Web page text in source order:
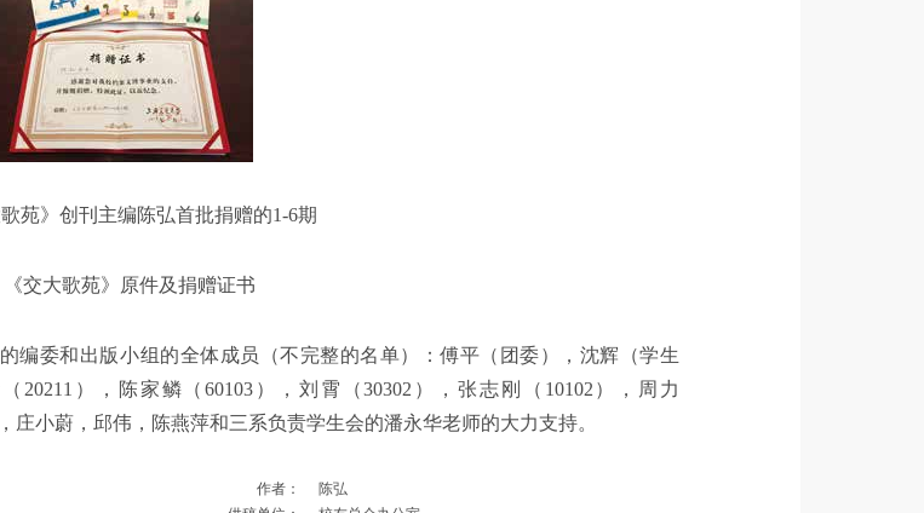
歌苑》创刊主编陈弘首批捐赠的1-6期
《交大歌苑》原件及捐赠证书
编委和出版小组的全体成员（不完整的名单）：傅平（团委），沈辉（学生
），陈家鳞（60103），刘霄（30302），张志刚（10102），周力
庄小蔚，邱伟，陈燕萍和三系负责学生会的潘永华老师的大力支持。
作者：
陈弘